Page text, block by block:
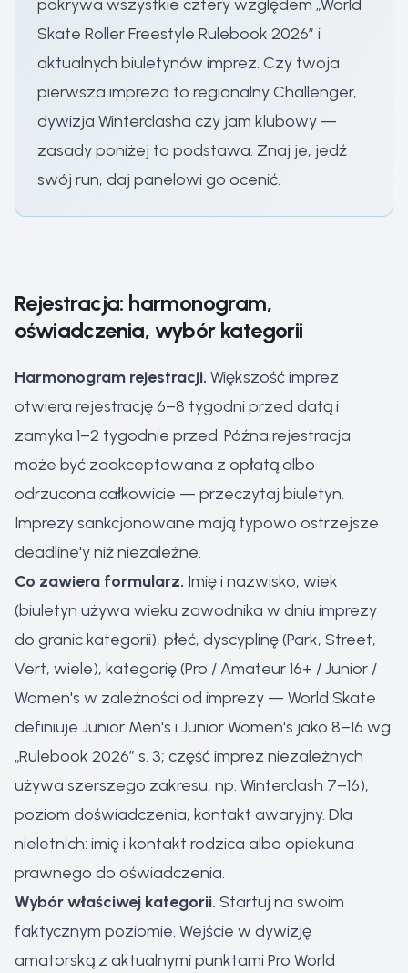
pokrywa wszystkie cztery względem „World
Skate Roller Freestyle Rulebook 2026” i
aktualnych biuletynów imprez. Czy twoja
pierwsza impreza to regionalny Challenger,
dywizja Winterclasha czy jam klubowy —
zasady poniżej to podstawa. Znaj je, jedź
swój run, daj panelowi go ocenić.
Rejestracja: harmonogram,
oświadczenia, wybór kategorii
Harmonogram rejestracji. Większość imprez
otwiera rejestrację 6–8 tygodni przed datą i
zamyka 1–2 tygodnie przed. Późna rejestracja
może być zaakceptowana z opłatą albo
odrzucona całkowicie — przeczytaj biuletyn.
Imprezy sankcjonowane mają typowo ostrzejsze
deadline'y niż niezależne.
Co zawiera formularz. Imię i nazwisko, wiek
(biuletyn używa wieku zawodnika w dniu imprezy
do granic kategorii), płeć, dyscyplinę (Park, Street,
Vert, wiele), kategorię (Pro / Amateur 16+ / Junior /
Women's w zależności od imprezy — World Skate
definiuje Junior Men's i Junior Women's jako 8–16 wg
„Rulebook 2026” s. 3; część imprez niezależnych
używa szerszego zakresu, np. Winterclash 7–16),
poziom doświadczenia, kontakt awaryjny. Dla
nieletnich: imię i kontakt rodzica albo opiekuna
prawnego do oświadczenia.
Wybór właściwej kategorii. Startuj na swoim
faktycznym poziomie. Wejście w dywizję
amatorską z aktualnymi punktami Pro World